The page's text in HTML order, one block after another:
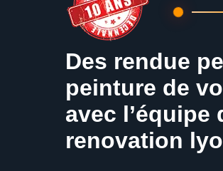
Des rendue
peinture de
avec l’équipe
renovation